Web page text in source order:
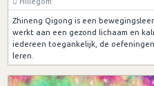
Zhineng Qigong is een
werkt aan een gezond lichaam en
iedereen toegankelijk, de
leren.